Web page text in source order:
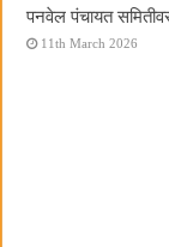
पनवेल पंचायत
11th March 2026